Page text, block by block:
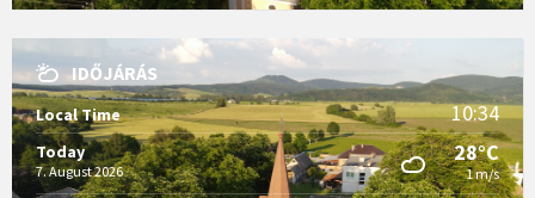
IDŐJÁRÁS
Local Time 10:34
Today
7. August 2026
28°C
1 m/s